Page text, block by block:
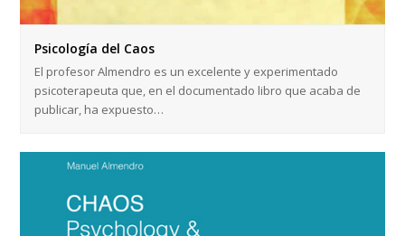
Psicología del Caos
El profesor Almendro es un excelente y experimentado
psicoterapeuta que, en el documentado libro que acaba de
publicar, ha expuesto…